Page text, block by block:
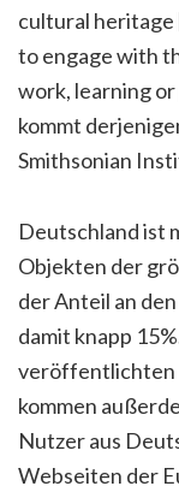
cultural heritage
to engage with
work, learning or
kommt
Smithsonian
Deutschland ist
Objekten der
der Anteil an
damit knapp
veröffentlichten
kommen
Nutzer aus
Webseiten der